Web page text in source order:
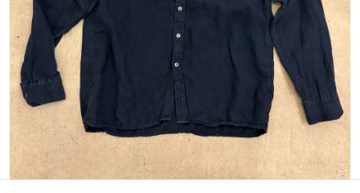
#GH 銘品の所以 #フイナムのYouTube
#Commune H #FOCUS IT
#ととけん #MUSIC #MOVIE
#LIFESTYLE #SNEAKER
#SPORTS #HANDSOME HANDBOOK